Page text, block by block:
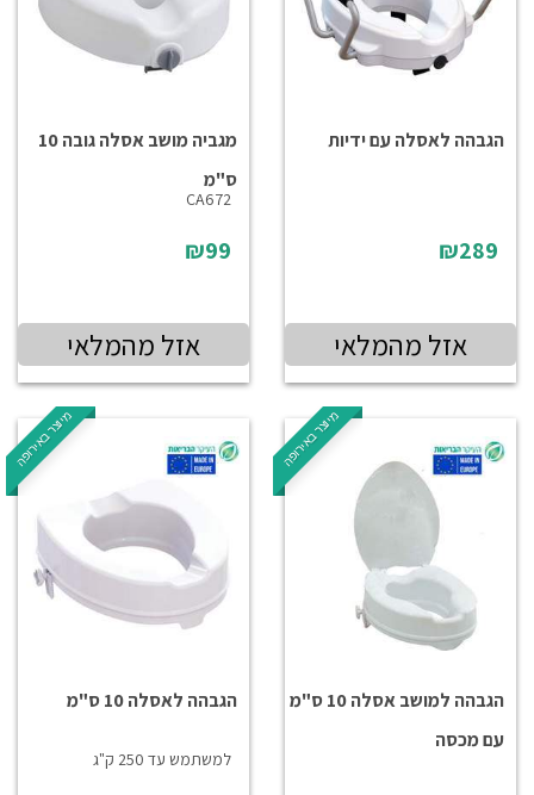
הגבהה לאסלה עם ידיות
₪289
אזל מהמלאי
מגביה מושב אסלה גובה 10
ס"מ
CA672
₪99
אזל מהמלאי
מיוצר באירופה
הגבהה למושב אסלה 10 ס"מ
עם מכסה
מיוצר באירופה
הגבהה לאסלה 10 ס"מ
למשתמש עד 250 ק"ג